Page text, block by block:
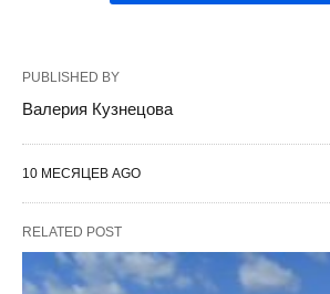
PUBLISHED BY
Валерия Кузнецова
10 МЕСЯЦЕВ AGO
RELATED POST